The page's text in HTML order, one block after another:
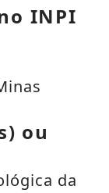
INPI
ou
da